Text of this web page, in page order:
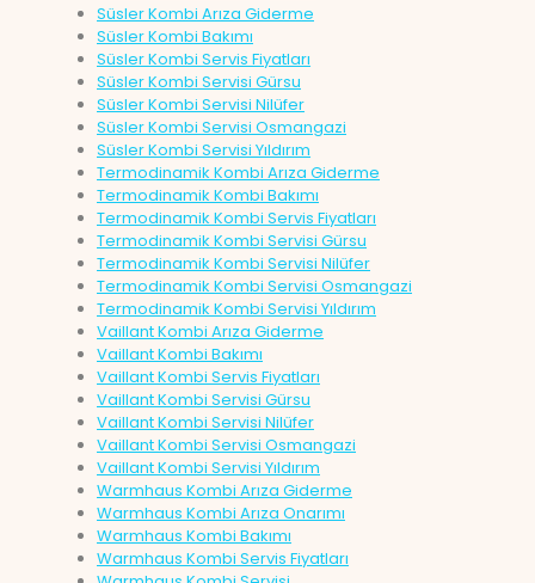
Süsler Kombi Arıza Giderme
Süsler Kombi Bakımı
Süsler Kombi Servis Fiyatları
Süsler Kombi Servisi Gürsu
Süsler Kombi Servisi Nilüfer
Süsler Kombi Servisi Osmangazi
Süsler Kombi Servisi Yıldırım
Termodinamik Kombi Arıza Giderme
Termodinamik Kombi Bakımı
Termodinamik Kombi Servis Fiyatları
Termodinamik Kombi Servisi Gürsu
Termodinamik Kombi Servisi Nilüfer
Termodinamik Kombi Servisi Osmangazi
Termodinamik Kombi Servisi Yıldırım
Vaillant Kombi Arıza Giderme
Vaillant Kombi Bakımı
Vaillant Kombi Servis Fiyatları
Vaillant Kombi Servisi Gürsu
Vaillant Kombi Servisi Nilüfer
Vaillant Kombi Servisi Osmangazi
Vaillant Kombi Servisi Yıldırım
Warmhaus Kombi Arıza Giderme
Warmhaus Kombi Arıza Onarımı
Warmhaus Kombi Bakımı
Warmhaus Kombi Servis Fiyatları